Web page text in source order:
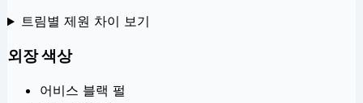
트림별 제원 차이 보기
외장 색상
어비스 블랙 펄